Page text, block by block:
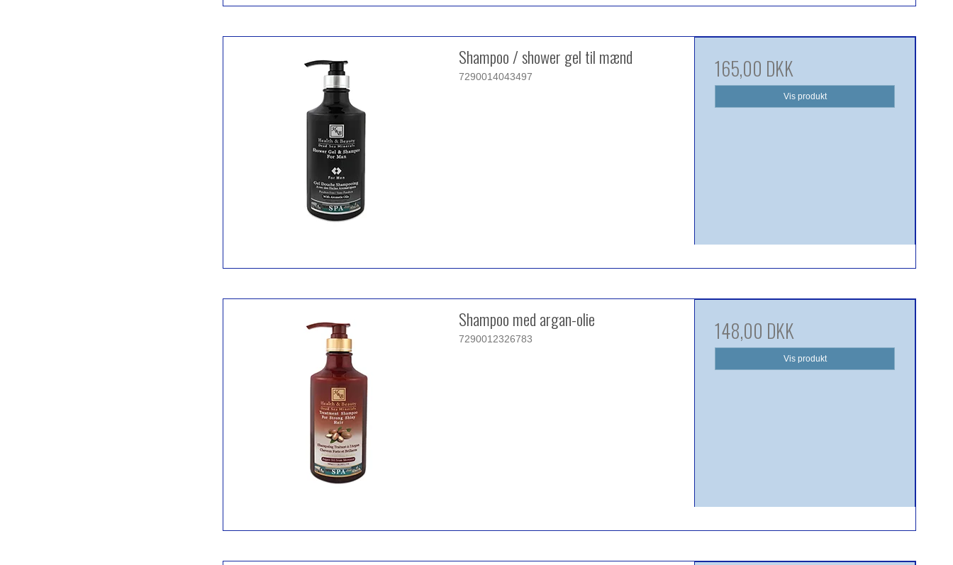
Shampoo / shower gel til mænd
7290014043497 165,00 DKK
Vis produkt
Shampoo med argan-olie
7290012326783 148,00 DKK
Vis produkt